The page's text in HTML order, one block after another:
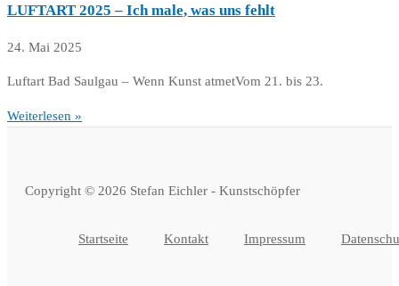
LUFTART 2025 – Ich male, was uns fehlt
24. Mai 2025
Luftart Bad Saulgau – Wenn Kunst atmetVom 21. bis 23.
Weiterlesen »
Copyright © 2026 Stefan Eichler - Kunstschöpfer
Startseite Kontakt Impressum